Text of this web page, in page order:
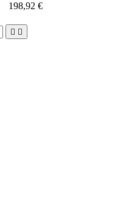
198,92 €
 